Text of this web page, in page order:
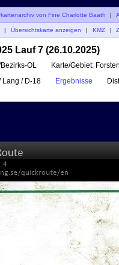
von Fine Charlotte Baath |
Übersichtskarte anzeigen KMZ
Lauf 7 (26.10.2025)
OL Karte/Gebiet:
Lang / D-18 Ergebnisse